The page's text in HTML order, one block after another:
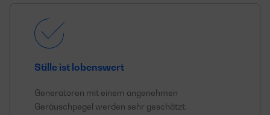
Stille ist lobenswert
Generatoren mit einem angenehmen
Geräuschpegel werden sehr geschätzt.